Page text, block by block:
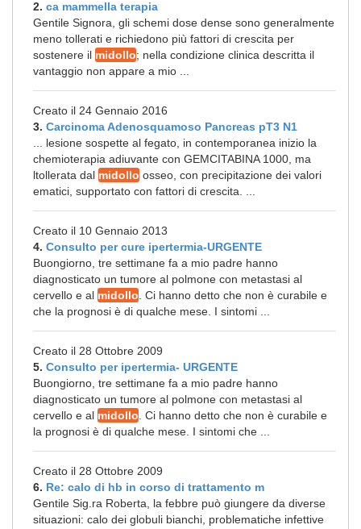
2. ca mammella terapia
Gentile Signora, gli schemi dose dense sono generalmente
meno tollerati e richiedono più fattori di crescita per
sostenere il midollo; nella condizione clinica descritta il
vantaggio non appare a mio ...
Creato il 24 Gennaio 2016
3. Carcinoma Adenosquamoso Pancreas pT3 N1
... lesione sospette al fegato, in contemporanea inizio la
chemioterapia adiuvante con GEMCITABINA 1000, ma
ltollerata dal midollo osseo, con precipitazione dei valori
ematici, supportato con fattori di crescita. ...
Creato il 10 Gennaio 2013
4. Consulto per cure ipertermia-URGENTE
Buongiorno, tre settimane fa a mio padre hanno
diagnosticato un tumore al polmone con metastasi al
cervello e al midollo . Ci hanno detto che non è curabile e
che la prognosi è di qualche mese. I sintomi ...
Creato il 28 Ottobre 2009
5. Consulto per ipertermia- URGENTE
Buongiorno, tre settimane fa a mio padre hanno
diagnosticato un tumore al polmone con metastasi al
cervello e al midollo . Ci hanno detto che non è curabile e
la prognosi è di qualche mese. I sintomi che ...
Creato il 28 Ottobre 2009
6. Re: calo di hb in corso di trattamento m
Gentile Sig.ra Roberta, la febbre può giungere da diverse
situazioni: calo dei globuli bianchi, problematiche infettive